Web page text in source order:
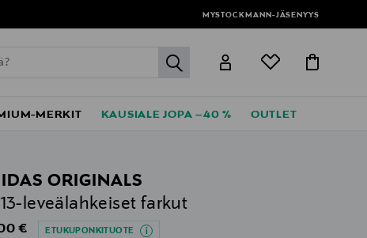
MYSTOCKMANN-JÄSENYYS
label.header.go
MERKIT KAUSIALE JOPA –40 % OUTLET
ORIGINALS
leveälahkeiset farkut
Price
€ ETUKUPONKITUOTE